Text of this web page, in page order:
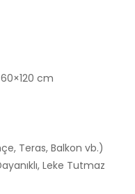
cm
Teras, Balkon vb.)
Leke Tutmaz